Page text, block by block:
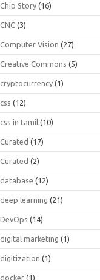
Chip Story (16)
CNC (3)
Computer Vision (27)
Creative Commons (5)
cryptocurrency (1)
css (12)
css in tamil (10)
Curated (17)
Curated (2)
database (12)
deep learning (21)
DevOps (14)
digital marketing (1)
digitization (1)
docker (1)